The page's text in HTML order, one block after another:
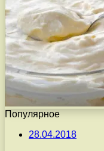
Популярное
28.04.2018